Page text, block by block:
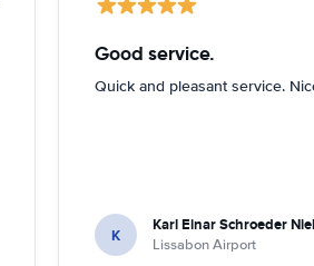
Good service.
Quick and pleasant service.
K Karl Einar Schroeder
Lissabon Airport